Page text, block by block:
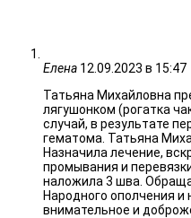
Елена 12.09.2023 в 15:47
Татьяна Михайловна
лягушонком (рогатка
случай, в результате
гематома. Татьяна
Назначила лечение,
промывания и
наложила 3 шва.
Народного ополчения и
внимательное и